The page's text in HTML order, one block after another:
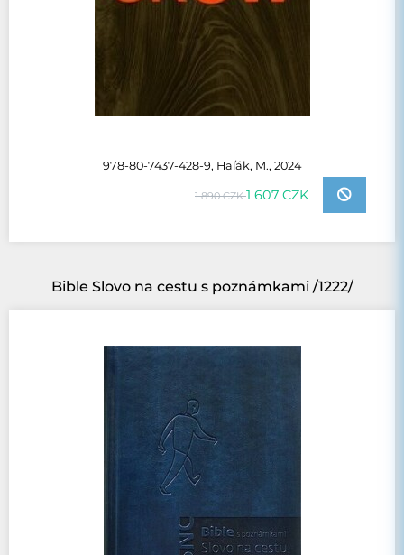
978-80-7437-428-9, Haľák, M., 2024
1 890 CZK1 607 CZK
Bible Slovo na cestu s poznámkami /1222/